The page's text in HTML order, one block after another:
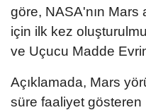
göre, NASA'nın
için ilk kez
ve Uçucu Madde
Açıklamada, Mars
süre faaliyet gösteren